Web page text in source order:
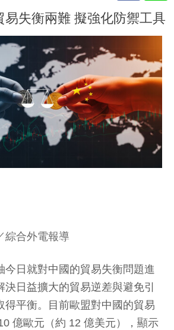
易失衡兩難 擬強化防禦工具
綜合外電報導
今日就對中國的貿易失衡問題進
日益擴大的貿易逆差與避免引
得平衡。目前歐盟對中國的貿易
億歐元（約 12 億美元），顯示